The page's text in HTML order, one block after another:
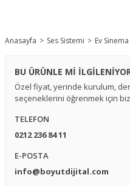
Anasayfa Ses Sistemi Ev
BU ÜRÜNLE Mİ
Özel fiyat, yerinde kurulum,
seçeneklerini öğrenmek için
TELEFON
0212 236 84 11
E-POSTA
info@boyutdijital.com